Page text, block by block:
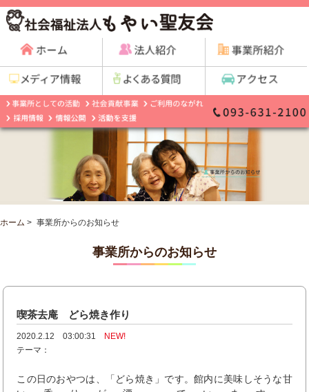
ホーム > 事業所からのお知らせ
事業所からのお知らせ
喫茶去庵 どら焼き作り
2020.2.12 03:00:31
NEW!
テーマ：
この日のおやつは、「どら焼き」です。館内に美味しそうな甘